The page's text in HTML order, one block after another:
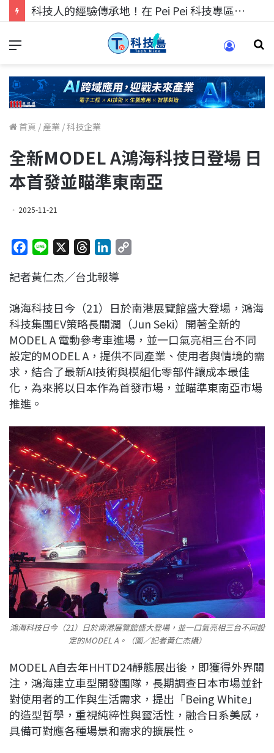
科技人找工作，就到TECH+ 科技專區!
首頁 / 產業 /科技企業
全新MODEL A鴻海科技日登場 日
本首發並瞄準東南亞
2025-11-21
c
b
o
o
k
n
r
a
d
s
n
e
d
I
n
L
i
n
k
記者黃仁杰／台北報導
鴻海科技日今（21）日於南港展覽館盛大登場，鴻海
科技集團EV策略長關潤（Jun Seki）開著全新的
MODEL A 電動參考車進場，並一口氣亮相三台不同
設定的MODEL A，提供不同產業、使用者與情境的需
求，結合了最新AI技術與模組化零部件讓成本最佳
化，為來將以日本作為首發市場，並瞄準東南亞市場
推進。
鴻海科技日今（21）日於南港展覽館盛大登場，並一口氣亮相三台不同設
定的MODEL A。（圖／記者黃仁杰攝）
MODEL A自去年HHTD24靜態展出後，即獲得外界關
注，鴻海建立車型開發團隊，長期調查日本市場並針
對使用者的工作與生活需求，提出「Being White」
的造型哲學，重視純粹性與靈活性，融合日系美感，
具備可對應各種場景和需求的擴展性。